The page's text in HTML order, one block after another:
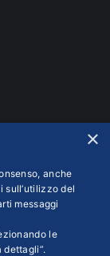
×
anche
del
messaggi
le
dettagli”.